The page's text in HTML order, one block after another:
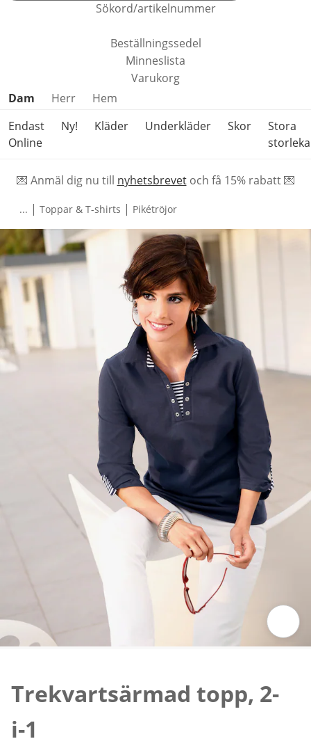
Sökord/artikelnummer
Beställningssedel
Minneslista
Varukorg
Hoppa över produktkategorier
Dam Herr
Hem
Endast
Online
Ny! Kläder Underkläder Skor
Stora
💌 Anmäl dig nu till nyhetsbrevetoch få 15% rabatt 💌
... | Toppar & T-shirts | Pikétröjor
Trekvartsärmad topp, 2-
i-1